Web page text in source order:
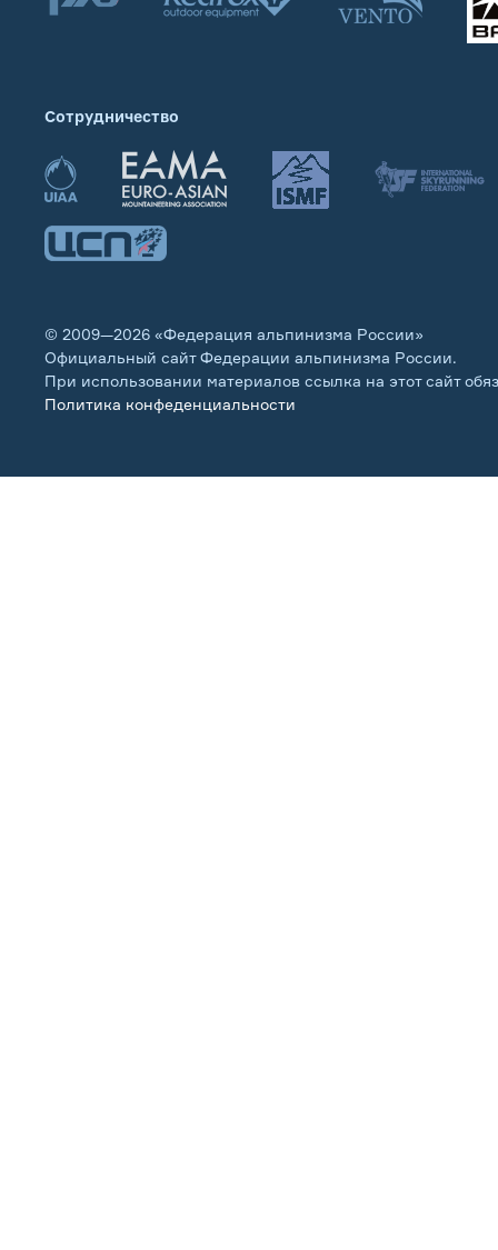
Сотрудничество
© 2009—2026 «Федерация альпинизма России»
Официальный сайт Федерации альпинизма России.
При использовании материалов ссылка на этот сайт
Политика конфеденциальности